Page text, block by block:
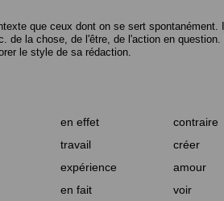
que ceux dont on se sert spontanément.
de la chose, de l'être, de l'action en
le style de sa rédaction.
en effet
contraire
travail
créer
expérience
amour
en fait voir